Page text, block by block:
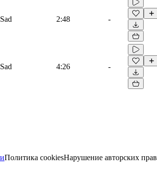
2:48 -
4:26 -
Политика cookiesНарушение авторских прав